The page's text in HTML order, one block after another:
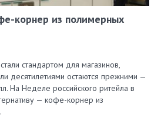
корнер из полимерных
стандартом для магазинов,
десятилетиями остаются прежними —
На Неделе российского ритейла в
— кофе-корнер из